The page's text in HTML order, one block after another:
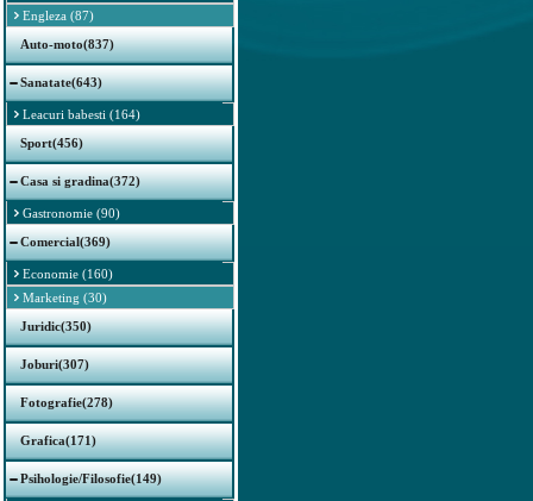
Engleza (87)
Auto-moto(837)
Sanatate(643)
Leacuri babesti (164)
Sport(456)
Casa si gradina(372)
Gastronomie (90)
Comercial(369)
Economie (160)
Marketing (30)
Juridic(350)
Joburi(307)
Fotografie(278)
Grafica(171)
Psihologie/Filosofie(149)